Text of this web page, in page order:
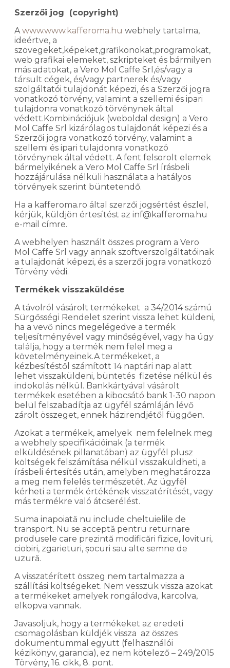
Szerzői jog (copyright)
A www.www.kafferoma.hu webhely tartalma,
ideértve, a
szövegeket,képeket,grafikonokat,programokat,
web grafikai elemeket, szkripteket és bármilyen
más adatokat, a Vero Mol Caffe Srl,és/vagy a
társult cégek, és/vagy partnerek és/vagy
szolgáltatói tulajdonát képezi, és a Szerzői jogra
vonatkozó törvény, valamint a szellemi és ipari
tulajdonra vonatkozó törvénynek által
védett.Kombinációjuk (weboldal design) a Vero
Mol Caffe Srl kizárólagos tulajdonát képezi és a
Szerzői jogra vonatkozó törvény, valamint a
szellemi és ipari tulajdonra vonatkozó
törvénynek által védett. A fent felsorolt ​​elemek
bármelyikének a Vero Mol Caffe Srl írásbeli
hozzájárulása nélküli használata a hatályos
törvények szerint büntetendő.
Ha a kafferoma.ro által szerzői jogsértést észlel,
kérjük, küldjön értesítést az inf@kafferoma.hu
e-mail címre.
A webhelyen használt összes program a Vero
Mol Caffe Srl vagy annak szoftverszolgáltatóinak
a tulajdonát képezi, és a szerzői jogra vonatkozó
Törvény védi.
Termékek visszaküldése
A távolról vásárolt termékeket a 34/2014 számú
Sürgősségi Rendelet szerint vissza lehet küldeni,
ha a vevő nincs megelégedve a termék
teljesítményével vagy minőségével, vagy ha úgy
találja, hogy a termék nem felel meg a
követelményeinek.A termékeket, a
kézbesítéstől számított 14 naptári nap alatt
lehet visszaküldeni, büntetés fizetése nélkül és
indokolás nélkül. Bankkártyával vásárolt
termékek esetében a kibocsátó bank 1-30 napon
belül felszabadítja az ügyfél számláján lévő
zárolt összeget, ennek házirendjétől függően.
Azokat a termékek, amelyek nem felelnek meg
a webhely specifikációinak (a termék
elküldésének pillanatában) az ügyfél plusz
költségek felszámítása nélkül visszaküldheti, a
írásbeli értesítés után, amelyben meghatározza
a meg nem felelés természetét. Az ügyfél
kérheti a termék értékének visszatérítését, vagy
más termékre való átcserélést.
Suma inapoiată nu include cheltuielile de
transport. Nu se acceptă pentru returnare
produsele care prezintă modificări fizice, lovituri,
ciobiri, zgarieturi, șocuri sau alte semne de
uzură.
A visszatérített összeg nem tartalmazza a
szállítási költségeket. Nem vesszük vissza azokat
a termékeket amelyek rongálodva, karcolva,
elkopva vannak.
Javasoljuk, hogy a termékeket az eredeti
csomagolásban küldjék vissza az összes
dokumentummal együtt (felhasználói
kézikönyv, garancia), ez nem kötelező – 249/2015
Törvény, 16. cikk, 8. pont.